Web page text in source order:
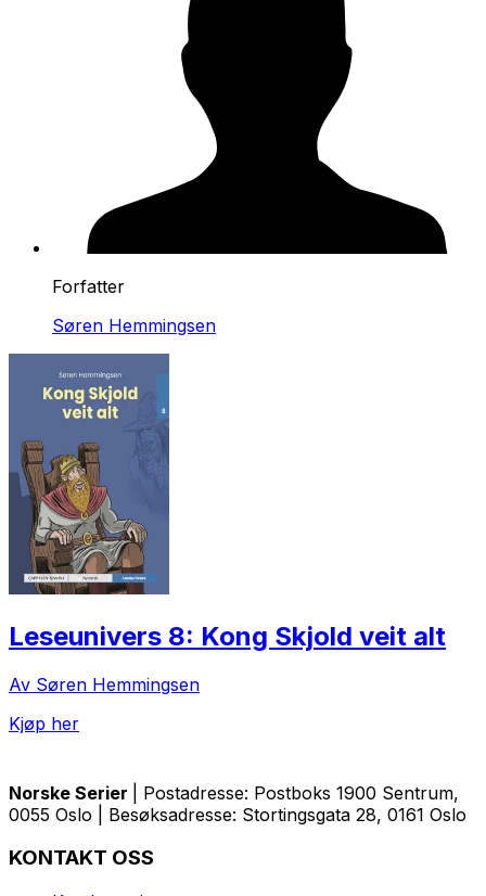
Forfatter
Søren Hemmingsen
Leseunivers 8: Kong Skjold veit alt
Av Søren Hemmingsen
Kjøp her
Norske Serier
| Postadresse: Postboks 1900 Sentrum,
0055 Oslo | Besøksadresse: Stortingsgata 28, 0161 Oslo
KONTAKT OSS